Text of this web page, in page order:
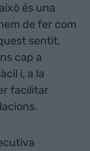
és una
de fer com
sentit,
cap a
i, a la
facilitar